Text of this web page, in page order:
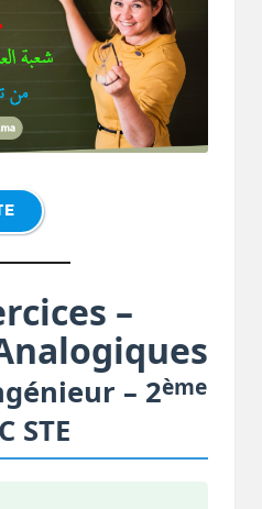
–
– 2ème
STE